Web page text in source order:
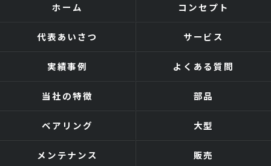
ホーム コンセプト
代表あいさつ サービス
実績事例 よくある質問
当社の特徴 部品
ベアリング 大型
メンテナンス 販売